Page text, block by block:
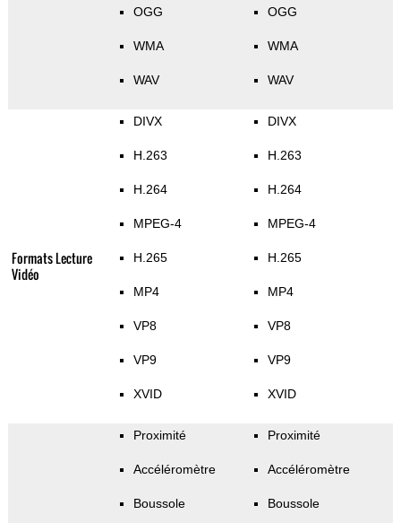
OGG
WMA
WAV
OGG
WMA
WAV
Formats Lecture
Vidéo
DIVX
H.263
H.264
MPEG-4
H.265
MP4
VP8
VP9
XVID
DIVX
H.263
H.264
MPEG-4
H.265
MP4
VP8
VP9
XVID
Proximité
Accéléromètre
Boussole
Proximité
Accéléromètre
Boussole